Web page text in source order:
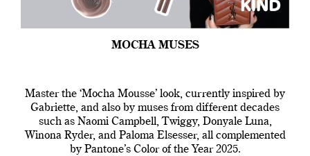
MOCHA MUSES
Master the ‘Mocha Mousse’ look, currently inspired by
Gabriette, and also by muses from different decades
such as Naomi Campbell, Twiggy, Donyale Luna,
Winona Ryder, and Paloma Elsesser, all complemented
by Pantone’s Color of the Year 2025.